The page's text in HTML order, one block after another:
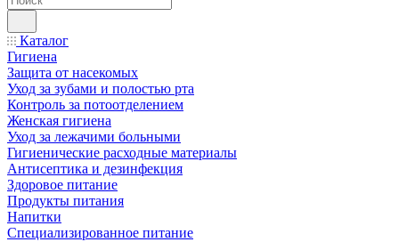
Каталог
Гигиена
Защита от насекомых
Уход за зубами и полостью рта
Контроль за потоотделением
Женская гигиена
Уход за лежачими больными
Гигиенические расходные материалы
Антисептика и дезинфекция
Здоровое питание
Продукты питания
Напитки
Специализированное питание